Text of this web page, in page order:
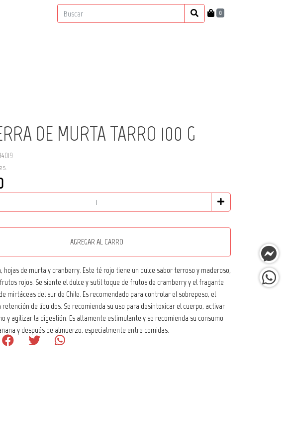
0
DE MURTA TARRO 100 G
AGREGAR AL CARRO
hojas de murta y cranberry. Este té rojo tiene un dulce sabor terroso y maderoso,
rojos. Se siente el dulce y sutil toque de frutos de cramberry y el fragante
mirtáceas del sur de Chile. Es recomendado para controlar el sobrepeso, el
retención de líquidos. Se recomienda su uso para desintoxicar el cuerpo, activar
y agilizar la digestión. Es altamente estimulante y se recomienda su consumo
y después de almuerzo, especialmente entre comidas.